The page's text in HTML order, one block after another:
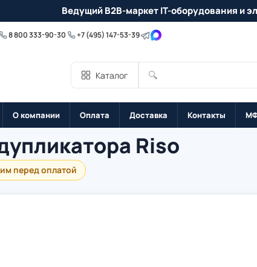
Ведущий B2B-маркет IT-оборудования и
8 800 333-90-30 +7 (495) 147-53-39
Каталог 🔍
О компании Оплата Доставка Контакты
Riso
перед оплатой